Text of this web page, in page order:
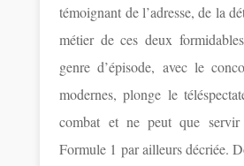
témoignant de l’adresse, de la
métier de ces deux
genre d’épisode, avec le
modernes, plonge le
combat et ne peut que servir
Formule 1 par ailleurs décriée.